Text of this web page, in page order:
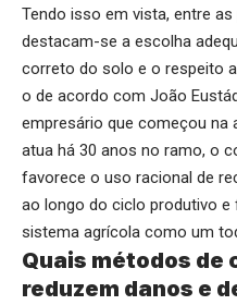
Tendo isso em vista, entre
destacam-se a escolha
correto do solo e o respeito
o de acordo com João
empresário que começou na
atua há 30 anos no ramo, o
favorece o uso racional de
ao longo do ciclo produtivo
sistema agrícola como um
Quais métodos de
reduzem danos e